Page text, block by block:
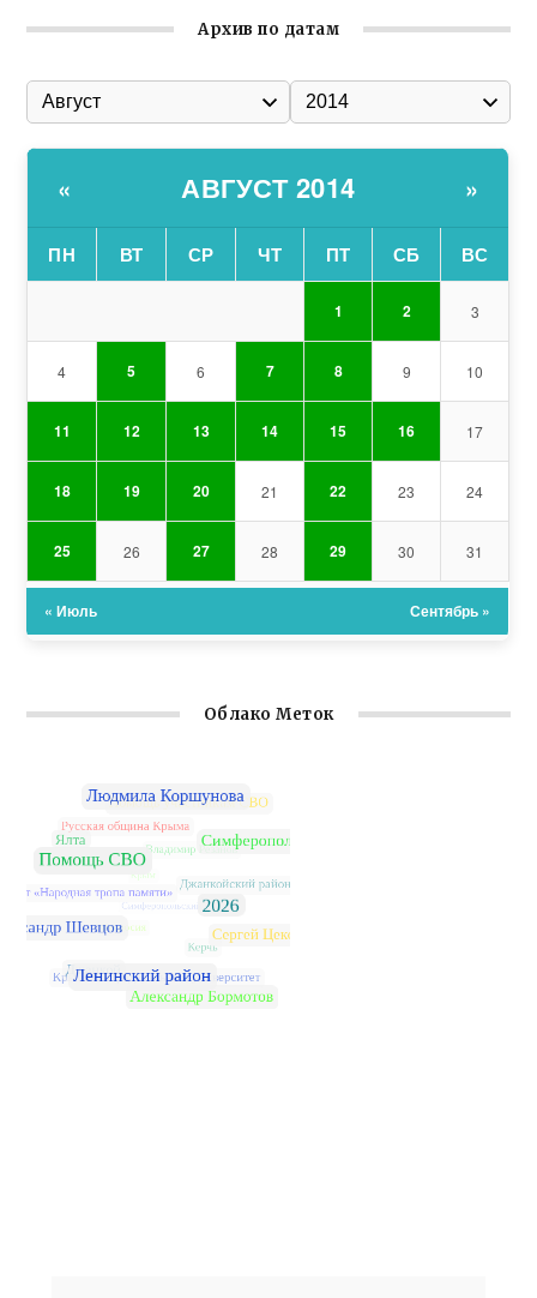
Архив по датам
« АВГУСТ 2014 »
ПН ВТ СР ЧТ ПТ СБ ВС
1 2 3
4 5 6 7 8 9 10
11 12 13 14 15 16 17
18 19 20 21 22 23 24
25 26 27 28 29 30 31
« Июль Сентябрь »
Облако Меток